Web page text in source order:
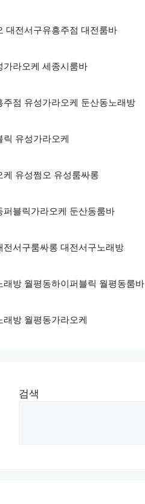
대전서구유흥주점 대전룸바
라오케 세종시룸바
점 유성가라오케 둔산동노래방
유성가라오케
유성쩜오 유성룸싸롱
블릭가라오케 둔산동룸바
서구룸싸롱 대전서구노래방
방 월평동하이퍼블릭 월평동룸바
방 월평동가라오케
검색